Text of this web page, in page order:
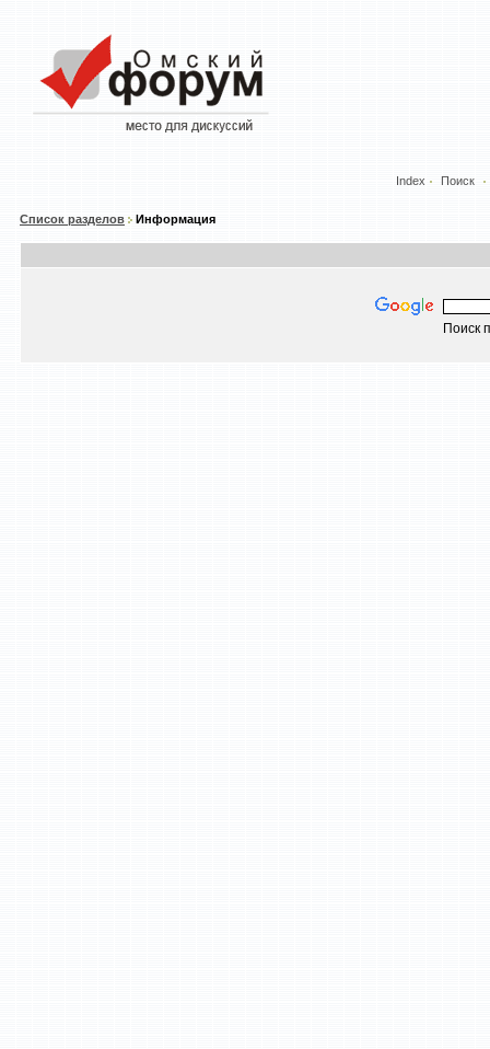
Index Поиск
Список разделов Информация
Поиск